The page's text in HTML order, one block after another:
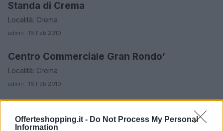
Offerteshopping.it - Do Not Process My Personal
Information
CREMONA
Standa di Crema
Località: Crema
admin · 16 Feb 2010
CREMONA
Centro Commerciale Gran Rondo’
Località: Crema
admin · 16 Feb 2010
Località: Castelverde